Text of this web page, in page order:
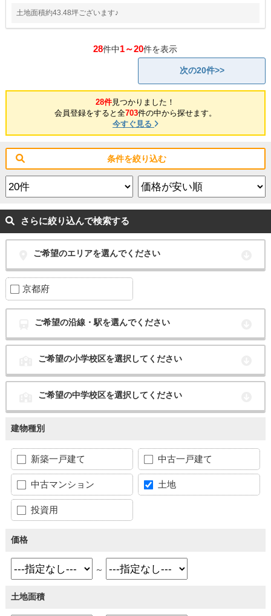
土地面積約43.48坪ございます♪
28件中1～20件を表示
次の20件>>
28件見つかりました！
会員登録をすると全703件の中から探せます。
今すぐ見る
条件を絞り込む
さらに絞り込んで検索する
ご希望のエリアを選んでください
京都府
ご希望の沿線・駅を選んでください
ご希望の小学校区を選択してください
ご希望の中学校区を選択してください
建物種別
新築一戸建て 中古一戸建て
中古マンション 土地
投資用
価格
～
土地面積